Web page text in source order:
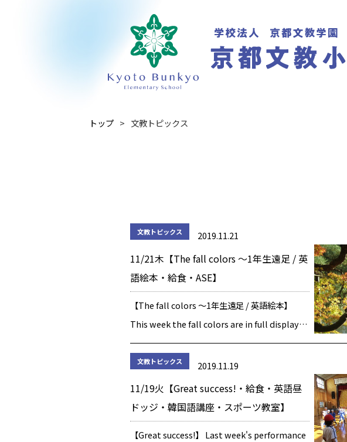
トップ 文教トピックス
文教トピックス 2019.11.21
11/21木【The fall colors ～1年生遠足 / 英
語絵本・給食・ASE】
【The fall colors ～1年生遠足 / 英語絵本】
This week the fall colors are in full display
around Kyoto. Please enjoy the b […]
文教トピックス 2019.11.19
11/19火【Great success!・給食・英語昼
ドッジ・韓国語講座・スポーツ教室】
【Great success!】 Last week's performance